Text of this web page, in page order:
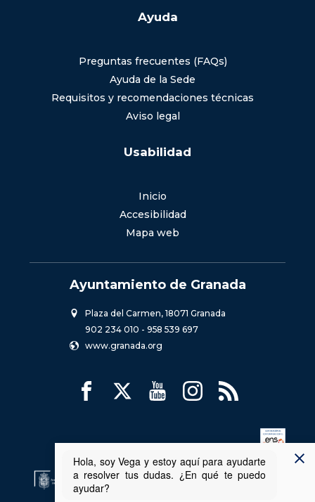
Ayuda
Preguntas frecuentes (FAQs)
Ayuda de la Sede
Requisitos y recomendaciones técnicas
Aviso legal
Usabilidad
Inicio
Accesibilidad
Mapa web
Ayuntamiento de Granada
Plaza del Carmen, 18071 Granada
902 234 010 - 958 539 697
www.granada.org